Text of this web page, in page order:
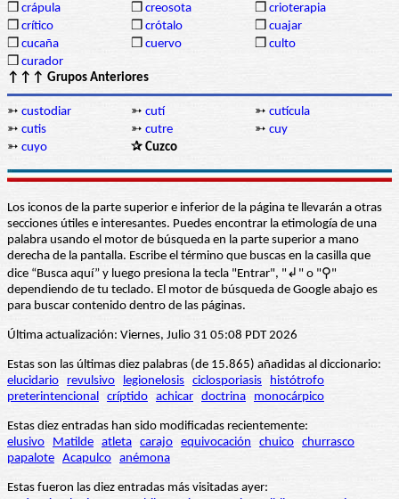
❒ crápula ❒ creosota ❒ crioterapia
❒ crítico ❒ crótalo ❒ cuajar
❒ cucaña ❒ cuervo ❒ culto
❒ curador
↑↑↑ Grupos Anteriores
➳ custodiar ➳ cutí ➳ cutícula
➳ cutis ➳ cutre ➳ cuy
➳ cuyo ✰ Cuzco
Los iconos de la parte superior e inferior de la página te llevarán a otras
secciones útiles e interesantes. Puedes encontrar la etimología de una
palabra usando el motor de búsqueda en la parte superior a mano
derecha de la pantalla. Escribe el término que buscas en la casilla que
dice “Busca aquí” y luego presiona la tecla "Entrar", "↲" o "⚲"
dependiendo de tu teclado. El motor de búsqueda de Google abajo es
para buscar contenido dentro de las páginas.
Última actualización: Viernes, Julio 31 05:08 PDT 2026
Estas son las últimas diez palabras (de 15.865) añadidas al diccionario:
elucidario
revulsivo legionelosis ciclosporiasis
histótrofo
preterintencional críptido achicar doctrina monocárpico
Estas diez entradas han sido modificadas recientemente:
elusivo
Matilde atleta carajo equivocación chuico churrasco
papalote Acapulco anémona
Estas fueron las diez entradas más visitadas ayer: